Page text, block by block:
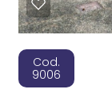
Cod.
9006